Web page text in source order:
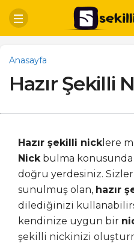
Anasayfa
Hazır Şekilli
Hazır şekilli nicklere
Nickbulma konusunda
doğru yerdesiniz.
sunulmuş olan, hazır
dilediğinizi
kendinize uygun bir
şekilli nickinizi